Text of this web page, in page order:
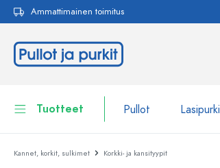
Siirry päänavigointiin
Ammattimainen toimitus
Tuotteet Pullot
Pullot
Kannet, korkit, sulkimet Korkki- ja kansityypit